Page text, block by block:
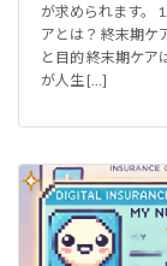
が求められます。
アとは？ 終末期ケ
と目的 終末期ケア
が人生 […]